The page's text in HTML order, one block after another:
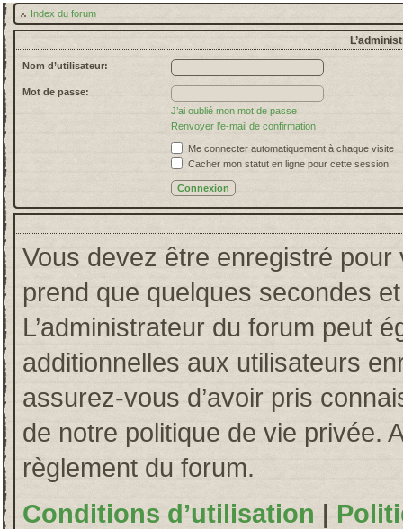
Index du forum
Nom d’utilisateur:
Mot de passe:
J’ai oublié mon mot de passe
Renvoyer l’e-mail de confirmation
Me connecter automatiquement à chaque visite
Cacher mon statut en ligne pour cette session
Vous devez être enregistré pour
prend que quelques secondes
L’administrateur du forum peut
additionnelles aux utilisateurs
assurez-vous d’avoir pris
de notre politique de vie privée.
règlement du forum.
Conditions d’utilisation |